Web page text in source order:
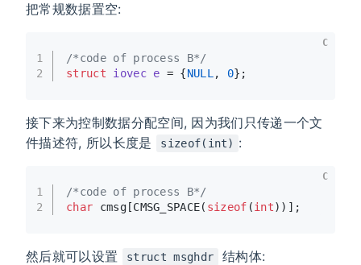
把常规数据置空:
1
2
/*code of process B*/
struct
iovec e = {NULL , 0};
C
接下来为控制数据分配空间, 因为我们只传递一个文
件描述符, 所以长度是
sizeof(int) :
1
2
/*code of process B*/
char cmsg[CMSG_SPACE( sizeof (int))];
C
然后就可以设置 struct msghdr 结构体: